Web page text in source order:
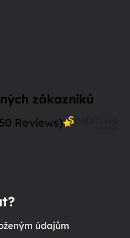
zákazníků
Reviews)
údajům